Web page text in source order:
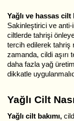
Yağlı ve hassas cilt
Sakinleştirici ve
ciltlerde tahrişi
tercih edilerek tahriş
zamanda, cildi aşırı
daha fazla yağ
dikkatle
Yağlı Cilt
Yağlı cilt bakımı,